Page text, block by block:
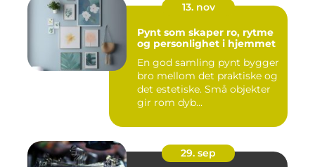
13. nov
Pynt som skaper ro, rytme
og personlighet i hjemmet
En god samling pynt bygger
bro mellom det praktiske og
det estetiske. Små objekter
gir rom dyb...
29. sep